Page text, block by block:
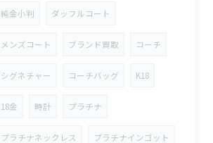
純金小判 ダッフルコート
メンズコート ブランド買取 コーチ
シグネチャー コーチバッグ K18
18金 時計 プラチナ
プラチナネックレス プラチナインゴット